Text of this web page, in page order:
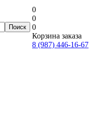
0
0
0
Корзина заказа
8 (987) 446-16-67